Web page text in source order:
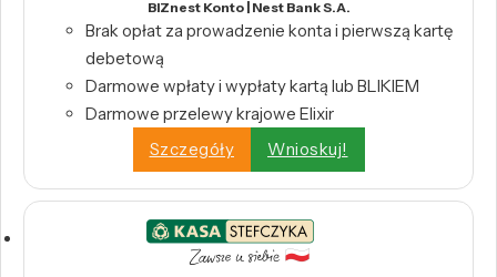
BIZnest Konto | Nest Bank S.A.
Brak opłat za prowadzenie konta i pierwszą kartę
debetową
Darmowe wpłaty i wypłaty kartą lub BLIKIEM
Darmowe przelewy krajowe Elixir
Szczegóły
Wnioskuj!